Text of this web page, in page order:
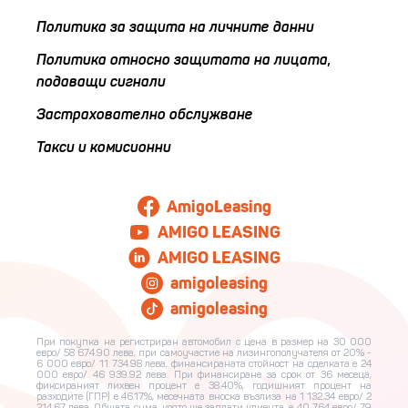
Политика за защита на личните данни
Политика относно защитата на лицата,
подаващи сигнали
Застрахователно обслужване
Такси и комисионни
AmigoLeasing
AMIGO LEASING
AMIGO LEASING
amigoleasing
amigoleasing
При покупка на регистриран автомобил с цена в размер на 30 000
евро/ 58 674.90 лева, при самоучастие на лизингополучателя от 20% -
6 000 евро/ 11 734.98 лева, финансираната стойност на сделката е 24
000 евро/ 46 939.92 лева. При финансиране за срок от 36 месеца,
фиксираният лихвен процент е 38.40%, годишният процент на
разходите (ГПР) е 46.17%, месечната вноска възлиза на 1 132.34 евро/ 2